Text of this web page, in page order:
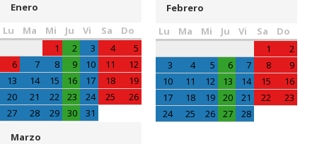
Enero
Lu
Ma Mi Ju Vi Sa
Do
1
2 3 4
5
6
7 8 9 10 11
12
13
14 15 16 17 18
19
20
21 22 23 24 25
26
27
28 29 30 31
Febrero
Lu
Ma Mi Ju Vi Sa
Do
1
2
3
4 5 6 7 8
9
10
11 12 13 14 15
16
17
18 19 20 21 22
23
24
25 26 27
28
Marzo